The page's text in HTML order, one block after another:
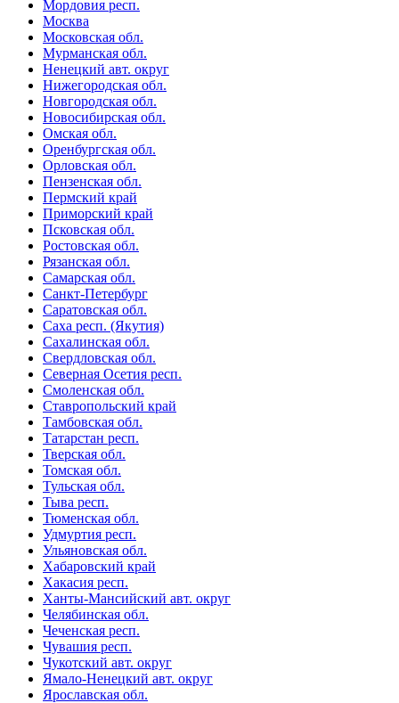
Мордовия респ.
Москва
Московская обл.
Мурманская обл.
Ненецкий авт. округ
Нижегородская обл.
Новгородская обл.
Новосибирская обл.
Омская обл.
Оренбургская обл.
Орловская обл.
Пензенская обл.
Пермский край
Приморский край
Псковская обл.
Ростовская обл.
Рязанская обл.
Самарская обл.
Санкт-Петербург
Саратовская обл.
Саха респ. (Якутия)
Сахалинская обл.
Свердловская обл.
Северная Осетия респ.
Смоленская обл.
Ставропольский край
Тамбовская обл.
Татарстан респ.
Тверская обл.
Томская обл.
Тульская обл.
Тыва респ.
Тюменская обл.
Удмуртия респ.
Ульяновская обл.
Хабаровский край
Хакасия респ.
Ханты-Мансийский авт. округ
Челябинская обл.
Чеченская респ.
Чувашия респ.
Чукотский авт. округ
Ямало-Ненецкий авт. округ
Ярославская обл.